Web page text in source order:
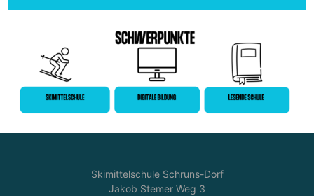
Skimittelschule Schruns-Dorf
Jakob Stemer Weg 3